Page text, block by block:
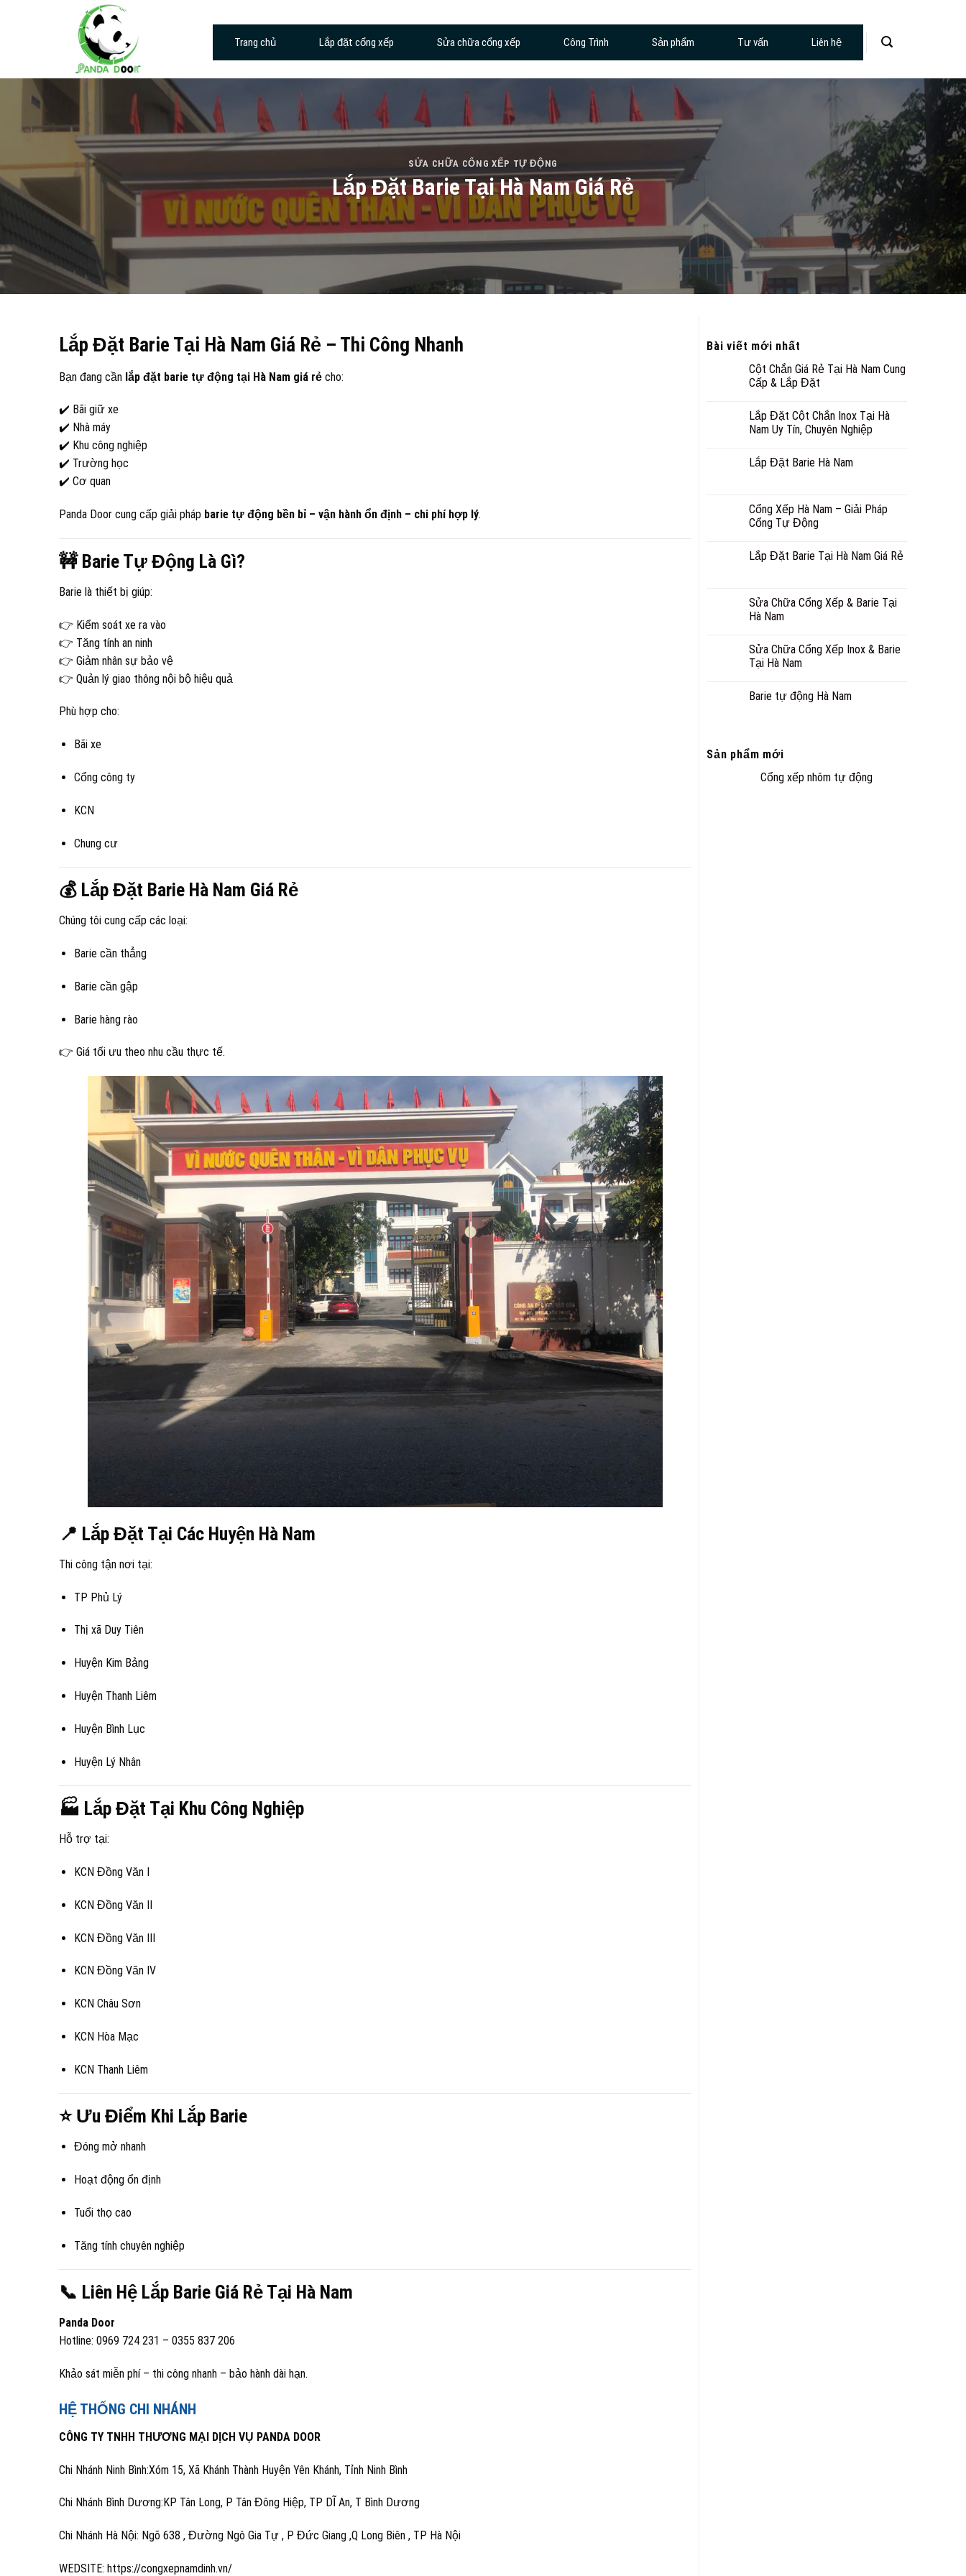
Trang chủ Lắp đặt cổng xếp Sửa chữa cổng xếp Công Trình Sản phẩm Tư vấn Liên hệ
SỬA CHỮA CỔNG XẾP TỰ ĐỘNG
Lắp Đặt Barie Tại Hà Nam Giá Rẻ
Lắp Đặt Barie Tại Hà Nam Giá Rẻ – Thi Công Nhanh
Bạn đang cần lắp đặt barie tự động tại Hà Nam giá rẻ cho:
✔️ Bãi giữ xe
✔️ Nhà máy
✔️ Khu công nghiệp
✔️ Trường học
✔️ Cơ quan
Panda Door cung cấp giải pháp barie tự động bền bỉ – vận hành ổn định – chi phí hợp lý.
🚧 Barie Tự Động Là Gì?
Barie là thiết bị giúp:
👉 Kiểm soát xe ra vào
👉 Tăng tính an ninh
👉 Giảm nhân sự bảo vệ
👉 Quản lý giao thông nội bộ hiệu quả
Phù hợp cho:
Bãi xe
Cổng công ty
KCN
Chung cư
💰 Lắp Đặt Barie Hà Nam Giá Rẻ
Chúng tôi cung cấp các loại:
Barie cần thẳng
Barie cần gập
Barie hàng rào
👉 Giá tối ưu theo nhu cầu thực tế.
📍 Lắp Đặt Tại Các Huyện Hà Nam
Thi công tận nơi tại:
TP Phủ Lý
Thị xã Duy Tiên
Huyện Kim Bảng
Huyện Thanh Liêm
Huyện Bình Lục
Huyện Lý Nhân
🏭 Lắp Đặt Tại Khu Công Nghiệp
Hỗ trợ tại:
KCN Đồng Văn I
KCN Đồng Văn II
KCN Đồng Văn III
KCN Đồng Văn IV
KCN Châu Sơn
KCN Hòa Mạc
KCN Thanh Liêm
⭐ Ưu Điểm Khi Lắp Barie
Đóng mở nhanh
Hoạt động ổn định
Tuổi thọ cao
Tăng tính chuyên nghiệp
📞 Liên Hệ Lắp Barie Giá Rẻ Tại Hà Nam
Panda Door
Hotline: 0969 724 231 – 0355 837 206
Khảo sát miễn phí – thi công nhanh – bảo hành dài hạn.
HỆ THỐNG CHI NHÁNH
CÔNG TY TNHH THƯƠNG MẠI DỊCH VỤ PANDA DOOR
Chi Nhánh Ninh Bình:Xóm 15, Xã Khánh Thành Huyện Yên Khánh, Tỉnh Ninh Bình
Chi Nhánh Bình Dương:KP Tân Long, P Tân Đông Hiệp, TP DĨ An, T Bình Dương
Chi Nhánh Hà Nội: Ngõ 638 , Đường Ngô Gia Tự , P Đức Giang ,Q Long Biên , TP Hà Nội
WEDSITE: https://congxepnamdinh.vn/
Bài viết mới nhất
Cột Chắn Giá Rẻ Tại Hà Nam Cung
Cấp & Lắp Đặt
Lắp Đặt Cột Chắn Inox Tại Hà
Nam Uy Tín, Chuyên Nghiệp
Lắp Đặt Barie Hà Nam
Cổng Xếp Hà Nam – Giải Pháp
Cổng Tự Động
Lắp Đặt Barie Tại Hà Nam Giá Rẻ
Sửa Chữa Cổng Xếp & Barie Tại
Hà Nam
Sửa Chữa Cổng Xếp Inox & Barie
Tại Hà Nam
Barie tự động Hà Nam
Sản phẩm mới
Cổng xếp nhôm tự động